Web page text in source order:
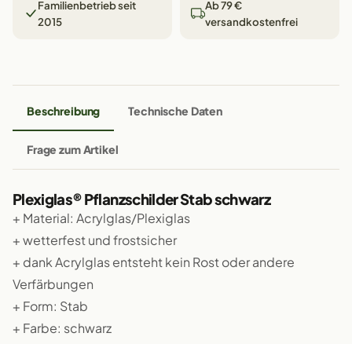
Familienbetrieb seit
2015
Ab 79 €
versandkostenfrei
Beschreibung Technische Daten
Frage zum Artikel
Plexiglas® Pflanzschilder Stab schwarz
+ Material: Acrylglas/Plexiglas
+ wetterfest und frostsicher
+ dank Acrylglas entsteht kein Rost oder andere
Verfärbungen
+ Form: Stab
+ Farbe: schwarz